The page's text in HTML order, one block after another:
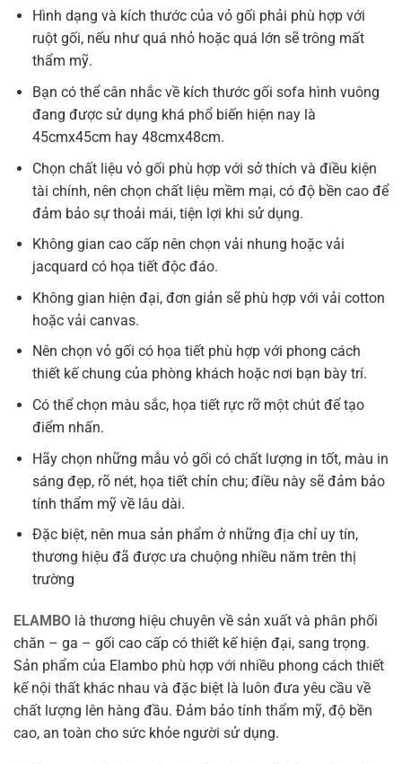
Hình dạng và kích thước của vỏ gối phải phù hợp với
ruột gối, nếu như quá nhỏ hoặc quá lớn sẽ trông mất
thẩm mỹ.
Bạn có thể cân nhắc về kích thước gối sofa hình vuông
đang được sử dụng khá phổ biến hiện nay là
45cmx45cm hay 48cmx48cm.
Chọn chất liệu vỏ gối phù hợp với sở thích và điều kiện
tài chính, nên chọn chất liệu mềm mại, có độ bền cao để
đảm bảo sự thoải mái, tiện lợi khi sử dụng.
Không gian cao cấp nên chọn vải nhung hoặc vải
jacquard có họa tiết độc đáo.
Không gian hiện đại, đơn giản sẽ phù hợp với vải cotton
hoặc vải canvas.
Nên chọn vỏ gối có họa tiết phù hợp với phong cách
thiết kế chung của phòng khách hoặc nơi bạn bày trí.
Có thể chọn màu sắc, họa tiết rực rỡ một chút để tạo
điểm nhấn.
Hãy chọn những mẫu vỏ gối có chất lượng in tốt, màu in
sáng đẹp, rõ nét, họa tiết chỉn chu; điều này sẽ đảm bảo
tính thẩm mỹ về lâu dài.
Đặc biệt, nên mua sản phẩm ở những địa chỉ uy tín,
thương hiệu đã được ưa chuộng nhiều năm trên thị
trường
ELAMBO là thương hiệu chuyên về sản xuất và phân phối
chăn – ga – gối cao cấp có thiết kế hiện đại, sang trọng.
Sản phẩm của Elambo phù hợp với nhiều phong cách thiết
kế nội thất khác nhau và đặc biệt là luôn đưa yêu cầu về
chất lượng lên hàng đầu. Đảm bảo tính thẩm mỹ, độ bền
cao, an toàn cho sức khỏe người sử dụng.